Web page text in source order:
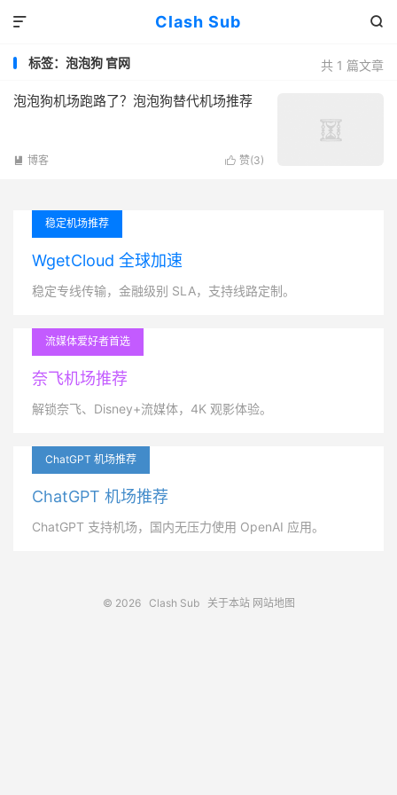
Clash Sub 

共 1 篇文章
标签：泡泡狗 官网
泡泡狗机场跑路了？泡泡狗替代机场推荐
 赞(3)
 博客
稳定机场推荐
WgetCloud 全球加速
稳定专线传输，金融级别 SLA，支持线路定制。
流媒体爱好者首选
奈飞机场推荐
解锁奈飞、Disney+流媒体，4K 观影体验。
ChatGPT 机场推荐
ChatGPT 机场推荐
ChatGPT 支持机场，国内无压力使用 OpenAI 应用。
© 2026 Clash Sub 关于本站 网站地图